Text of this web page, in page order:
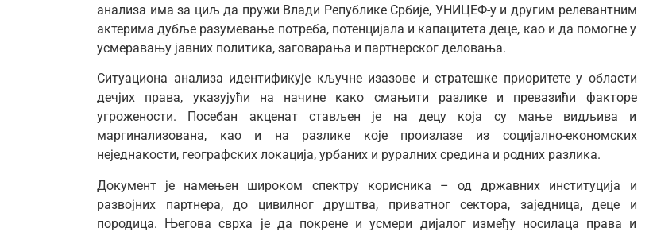
анализа има за циљ да пружи Влади Републике Србије, УНИЦЕФ-у и другим релевантним
актерима дубље разумевање потреба, потенцијала и капацитета деце, као и да помогне у
усмеравању јавних политика, заговарања и партнерског деловања.
Ситуациона анализа идентификује кључне изазове и стратешке приоритете у области
дечјих права, указујући на начине како смањити разлике и превазићи факторе
угрожености. Посебан акценат стављен је на децу која су мање видљива и
маргинализована, као и на разлике које произлазе из социјално-економских
неједнакости, географских локација, урбаних и руралних средина и родних разлика.
Документ је намењен широком спектру корисника – од државних институција и
развојних партнера, до цивилног друштва, приватног сектора, заједница, деце и
породица. Његова сврха је да покрене и усмери дијалог између носилаца права и